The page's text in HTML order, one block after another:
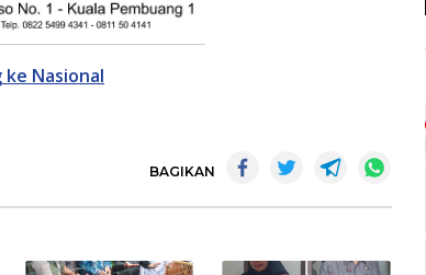
ke Nasional
BAGIKAN